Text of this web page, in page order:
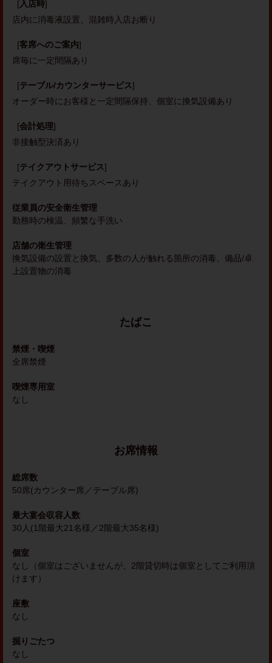
[入店時]
店内に消毒液設置
混雑時入店お断り
[客席へのご案内]
席毎に一定間隔あり
[テーブル/カウンターサービス]
オーダー時にお客様と一定間隔保持
個室に換気設備あり
[会計処理]
非接触型決済あり
[テイクアウトサービス]
テイクアウト用待ちスペースあり
従業員の安全衛生管理
勤務時の検温
頻繁な手洗い
店舗の衛生管理
換気設備の設置と換気
多数の人が触れる箇所の消毒
備品/卓
上設置物の消毒
たばこ
禁煙・喫煙
全席禁煙
喫煙専用室
なし
お席情報
総席数
50席(カウンター席／テーブル席)
最大宴会収容人数
30人(1階最大21名様／2階最大35名様)
個室
なし（個室はございませんが、2階貸切時は個室としてご利用頂
けます）
座敷
なし
掘りごたつ
なし